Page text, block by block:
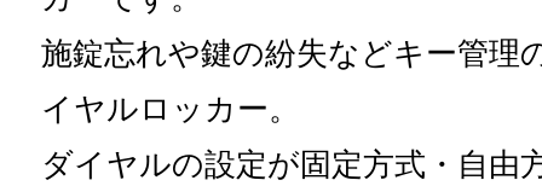
施錠忘れや鍵の紛失などキー管理
イヤルロッカー。
ダイヤルの設定が固定方式・自由